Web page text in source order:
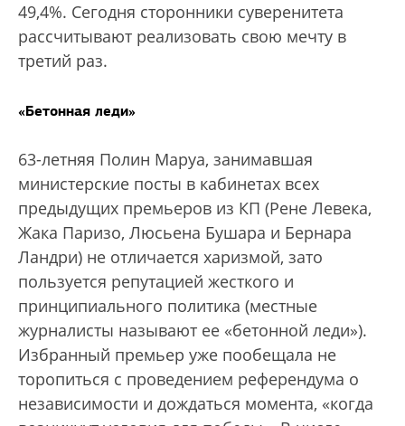
49,4%. Сегодня сторонники суверенитета
рассчитывают реализовать свою мечту в
третий раз.
«Бетонная леди»
63-летняя Полин Маруа, занимавшая
министерские посты в кабинетах всех
предыдущих премьеров из КП (Рене Левека,
Жака Паризо, Люсьена Бушара и Бернара
Ландри) не отличается харизмой, зато
пользуется репутацией жесткого и
принципиального политика (местные
журналисты называют ее «бетонной леди»).
Избранный премьер уже пообещала не
торопиться с проведением референдума о
независимости и дождаться момента, «когда